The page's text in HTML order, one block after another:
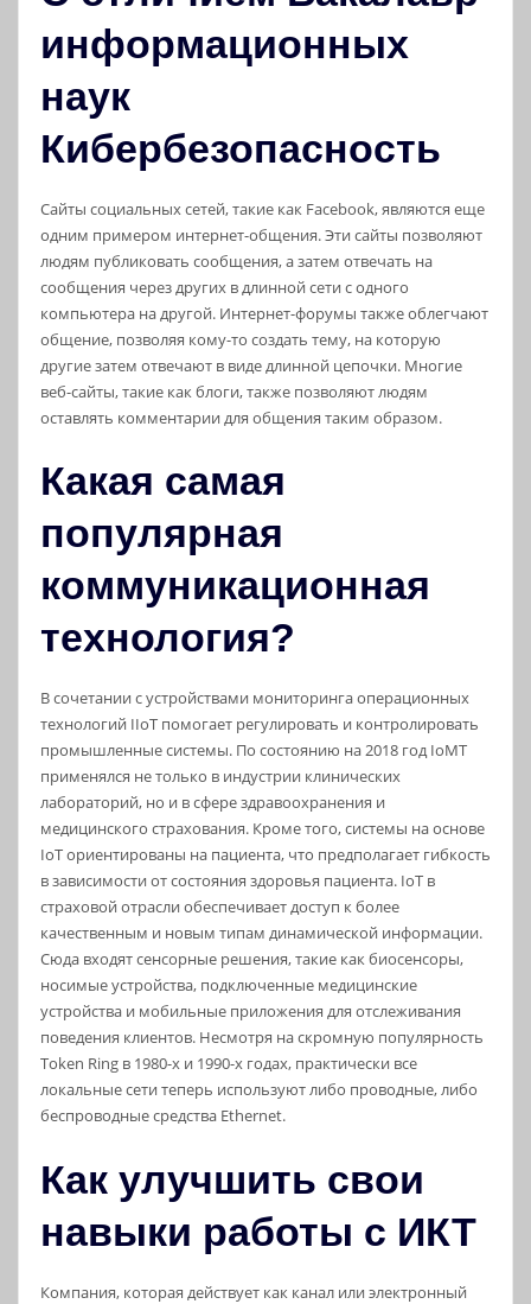
информационных
наук
Кибербезопасность
Сайты социальных сетей, такие как Facebook, являются еще
одним примером интернет-общения. Эти сайты позволяют
людям публиковать сообщения, а затем отвечать на
сообщения через других в длинной сети с одного
компьютера на другой. Интернет-форумы также облегчают
общение, позволяя кому-то создать тему, на которую
другие затем отвечают в виде длинной цепочки. Многие
веб-сайты, такие как блоги, также позволяют людям
оставлять комментарии для общения таким образом.
Какая самая
популярная
коммуникационная
технология?
В сочетании с устройствами мониторинга операционных
технологий IIoT помогает регулировать и контролировать
промышленные системы. По состоянию на 2018 год IoMT
применялся не только в индустрии клинических
лабораторий, но и в сфере здравоохранения и
медицинского страхования. Кроме того, системы на основе
IoT ориентированы на пациента, что предполагает гибкость
в зависимости от состояния здоровья пациента. IoT в
страховой отрасли обеспечивает доступ к более
качественным и новым типам динамической информации.
Сюда входят сенсорные решения, такие как биосенсоры,
носимые устройства, подключенные медицинские
устройства и мобильные приложения для отслеживания
поведения клиентов. Несмотря на скромную популярность
Token Ring в 1980-х и 1990-х годах, практически все
локальные сети теперь используют либо проводные, либо
беспроводные средства Ethernet.
Как улучшить свои
навыки работы с ИКТ
Компания, которая действует как канал или электронный